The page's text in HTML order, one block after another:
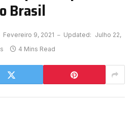
Brasil
Fevereiro 9, 2021 Updated: Julho 22,
4 Mins Read